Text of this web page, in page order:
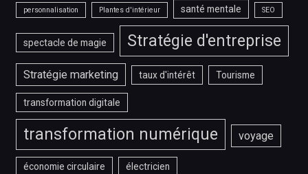
personnalisation Plantes d'intérieur santé mentale SEO
spectacle de magie Stratégie d'entreprise
Stratégie marketing taux d'intérêt Tourisme
transformation digitale
transformation numérique voyage
économie circulaire électricien